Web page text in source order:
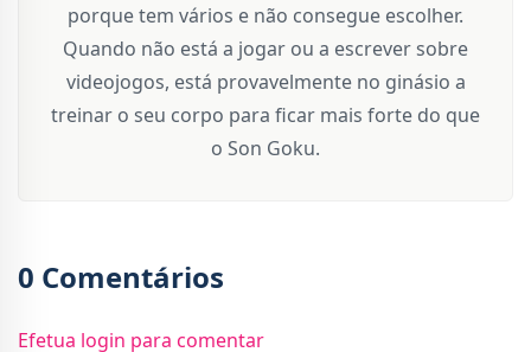
porque tem vários e não consegue escolher.
Quando não está a jogar ou a escrever sobre
videojogos, está provavelmente no ginásio a
treinar o seu corpo para ficar mais forte do que
o Son Goku.
0 Comentários
Efetua login para comentar